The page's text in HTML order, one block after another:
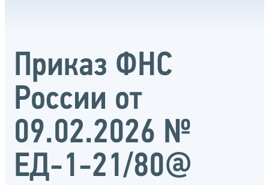
Приказ ФНС
России от
09.02.2026 №
ЕД-1-21/80@